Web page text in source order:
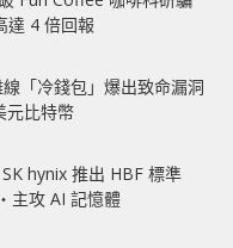
4 倍回報
「冷錢包」爆出致命漏洞
元比特幣
hynix 推出 HBF 標準
攻 AI 記憶體